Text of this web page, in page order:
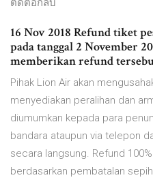
ติดต่อกลับ
16 Nov 2018 Refund tiket
pada tanggal 2 November
memberikan refund
Pihak Lion Air akan
menyediakan peralihan dan
diumumkan kepada para
bandara ataupun via telepon
secara langsung. Refund
berdasarkan pembatalan